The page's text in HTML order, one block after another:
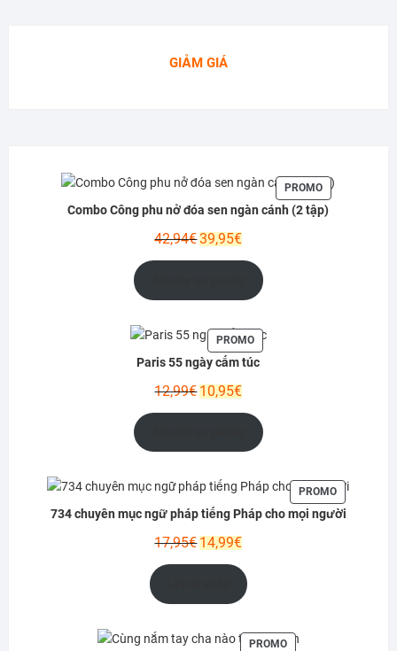
GIẢM GIÁ
PROMOPRODUIT
EN
PROMOTION
Combo Công phu nở đóa sen ngàn cánh (2 tập)
42,94€Le
39,95€Le
actuel
est :
PROMOPRODUIT
EN
Paris 55 ngày cấm túc
12,99€Le
10,95€Le
actuel
est :
PROMOPRODUIT
EN
734 chuyên mục ngữ pháp tiếng Pháp cho mọi người
17,95€Le
14,99€Le
actuel
est :
PROMOPRODUIT